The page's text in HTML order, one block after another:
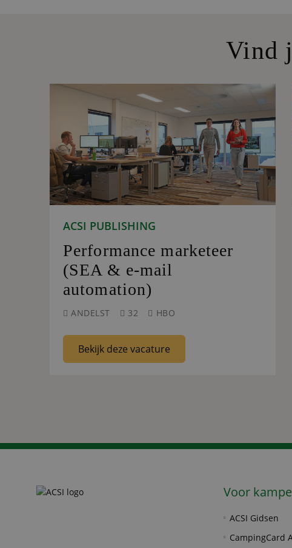
Vind
ACSI PUBLISHING
Performance marketeer
(SEA & e-mail
automation)
ANDELST 32 HBO
Bekijk deze vacature
Voor
ACSI Gidsen
CampingCard